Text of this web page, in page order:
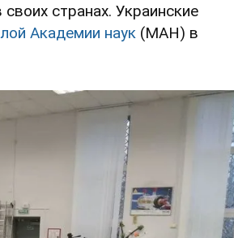
странах. Украинские
Академии наук (МАН) в